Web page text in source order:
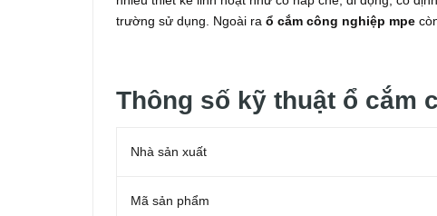
trường sử dụng. Ngoài ra ổ cắm công nghiệp mpe
Thông số kỹ thuật ổ cắm
Nhà sản xuất
Mã sản phẩm